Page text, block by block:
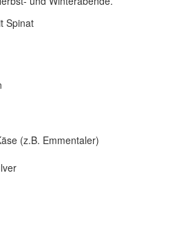
(z.B. Emmentaler)